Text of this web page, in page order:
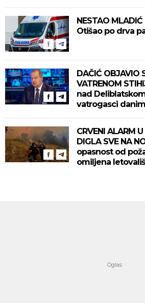
NESTAO
Otišao po drva
DAČIĆ OBJAVIO
VATRENOM
nad
vatrogasci
CRVENI ALARM
DIGLA SVE NA
opasnost od
omiljena